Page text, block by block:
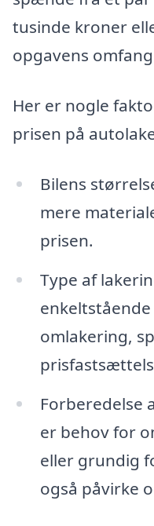
tusinde kroner
opgavens
Her er nogle
prisen på
Bilens
mere
prisen.
Type af
omlakering,
Forberedelse
er behov for
eller grundig
også påvirke